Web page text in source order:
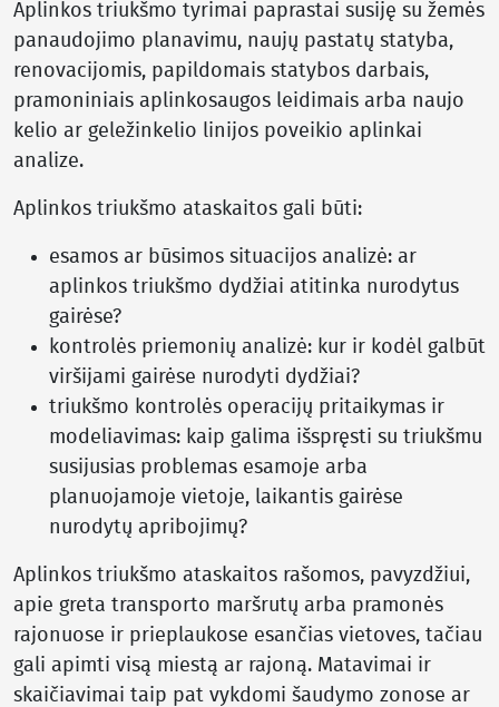
Aplinkos triukšmo tyrimai paprastai susiję su žemės
panaudojimo planavimu, naujų pastatų statyba,
renovacijomis, papildomais statybos darbais,
pramoniniais aplinkosaugos leidimais arba naujo
kelio ar geležinkelio linijos poveikio aplinkai
analize.
Aplinkos triukšmo ataskaitos gali būti:
esamos ar būsimos situacijos analizė: ar
aplinkos triukšmo dydžiai atitinka nurodytus
gairėse?
kontrolės priemonių analizė: kur ir kodėl galbūt
viršijami gairėse nurodyti dydžiai?
triukšmo kontrolės operacijų pritaikymas ir
modeliavimas: kaip galima išspręsti su triukšmu
susijusias problemas esamoje arba
planuojamoje vietoje, laikantis gairėse
nurodytų apribojimų?
Aplinkos triukšmo ataskaitos rašomos, pavyzdžiui,
apie greta transporto maršrutų arba pramonės
rajonuose ir prieplaukose esančias vietoves, tačiau
gali apimti visą miestą ar rajoną. Matavimai ir
skaičiavimai taip pat vykdomi šaudymo zonose ar